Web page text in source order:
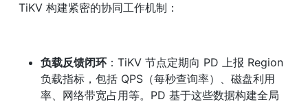
TiKV 构建紧密的协同工作机制：
负载反馈闭环：TiKV 节点定期向 PD 上报 Region
负载指标，包括 QPS（每秒查询率）、磁盘利用
率、网络带宽占用等。PD 基于这些数据构建全局